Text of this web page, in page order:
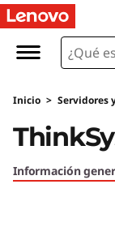
T
h
n
S
Inicio > Servidores
Información